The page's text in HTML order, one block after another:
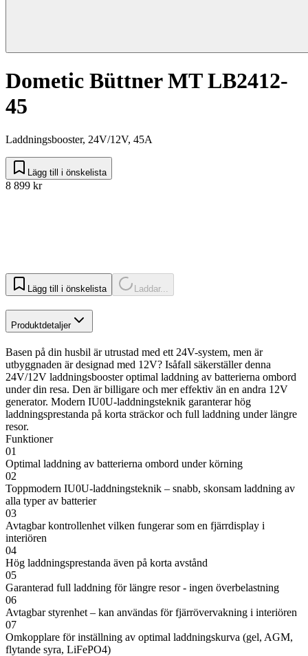
Dometic Büttner MT LB2412-
45
Laddningsbooster, 24V/12V, 45A
Lägg till i önskelista
8 899 kr
Lägg till i önskelista Laddar...
Produktdetaljer
Basen på din husbil är utrustad med ett 24V-system, men är
utbyggnaden är designad med 12V? Isåfall säkerställer denna
24V/12V laddningsbooster optimal laddning av batterierna ombord
under din resa. Den är billigare och mer effektiv än en andra 12V
generator. Modern IU0U-laddningsteknik garanterar hög
laddningsprestanda på korta sträckor och full laddning under längre
resor.
Funktioner
01
Optimal laddning av batterierna ombord under körning
02
Toppmodern IU0U-laddningsteknik – snabb, skonsam laddning av
alla typer av batterier
03
Avtagbar kontrollenhet vilken fungerar som en fjärrdisplay i
interiören
04
Hög laddningsprestanda även på korta avstånd
05
Garanterad full laddning för längre resor - ingen överbelastning
06
Avtagbar styrenhet – kan användas för fjärrövervakning i interiören
07
Omkopplare för inställning av optimal laddningskurva (gel, AGM,
flytande syra, LiFePO4)